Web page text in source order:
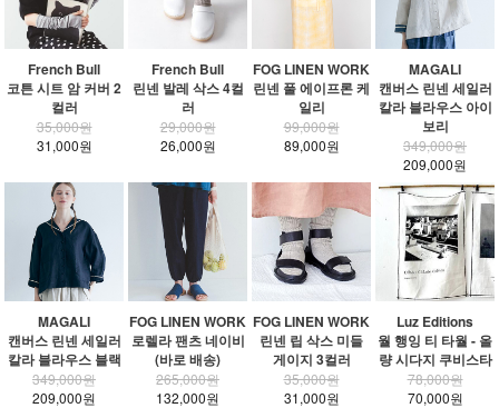
French Bull
코튼 시트 암 커버 2
컬러
35,000원
31,000원
French Bull
린넨 발레 삭스 4컬
러
29,000원
26,000원
FOG LINEN WORK
린넨 풀 에이프론 케
일리
99,000원
89,000원
MAGALI
캔버스 린넨 세일러
칼라 블라우스 아이
보리
349,000원
209,000원
MAGALI
캔버스 린넨 세일러
칼라 블라우스 블랙
349,000원
209,000원
FOG LINEN WORK
로렐라 팬츠 네이비
(바로 배송)
265,000원
132,000원
FOG LINEN WORK
린넨 립 삭스 미들
게이지 3컬러
35,000원
31,000원
Luz Editions
월 행잉 티 타월 - 올
량 시다지 쿠비스타
78,000원
70,000원